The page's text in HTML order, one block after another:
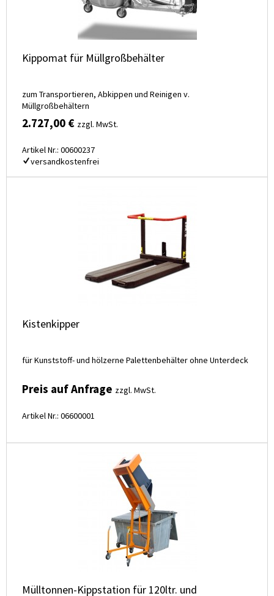
Kippomat für Müllgroßbehälter
zum Transportieren, Abkippen und Reinigen v.
Müllgroßbehältern
2.727,00 € zzgl. MwSt.
Artikel Nr.: 00600237
versandkostenfrei
Kistenkipper
für Kunststoff- und hölzerne Palettenbehälter ohne Unterdeck
Preis auf Anfrage zzgl. MwSt.
Artikel Nr.: 06600001
Mülltonnen-Kippstation für 120ltr. und